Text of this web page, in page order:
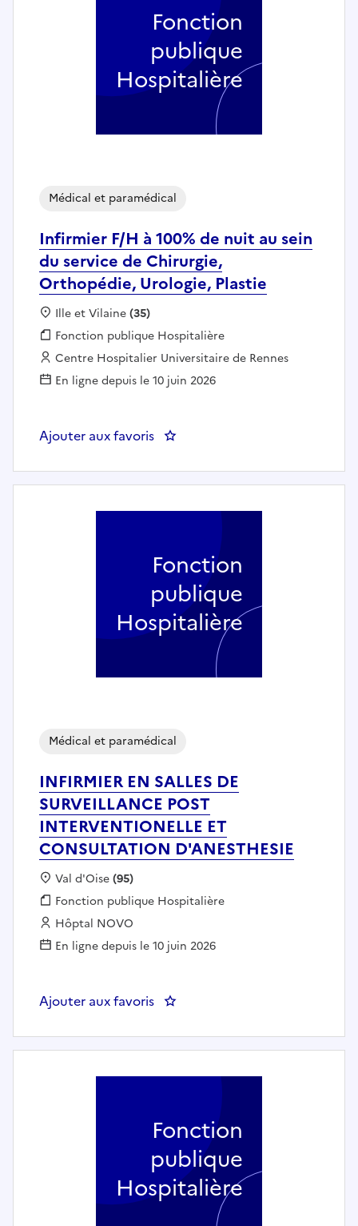
Infirmier F/H à 100% de nuit au sein
du service de Chirurgie,
Orthopédie, Urologie, Plastie
Médical et paramédical
Localisation :
Ille et Vilaine(35)
Fonction publique :
Fonction publique Hospitalière
Employeur :
Centre Hospitalier Universitaire de Rennes
En ligne depuis le 10 juin 2026
Ajouter aux favoris : Infirmier F/H à 100% de nuit
Fonction
publique
Hospitalière
INFIRMIER EN SALLES DE
SURVEILLANCE POST
INTERVENTIONELLE ET
CONSULTATION D'ANESTHESIE
Médical et paramédical
Localisation :
Val d'Oise(95)
Fonction publique :
Fonction publique Hospitalière
Employeur :
Hôptal NOVO
En ligne depuis le 10 juin 2026
Ajouter aux favoris : INFIRMIER EN SALLES DE
Fonction
publique
Hospitalière
Fonction
publique
Hospitalière